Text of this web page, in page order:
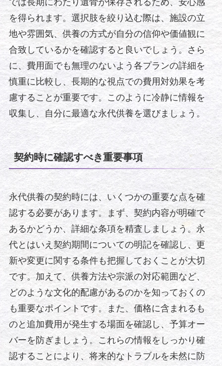
では長期にわたり遺骨が保存されるため、安心感
を得られます。選択肢を絞り込む際は、施設の立
地や雰囲気、供養の方式が自分の信仰や価値観に
合致しているかを確認すると良いでしょう。さら
に、費用面でも無理のないよう各プランの詳細を
慎重に比較し、長期的な視点での費用対効果を考
慮することが重要です。このように冷静に情報を
収集し、自分に最適な永代供養を選びましょう。
契約時に確認すべき重要事項
永代供養の契約時には、いくつかの重要な点を確
認する必要があります。まず、契約内容が明確で
あるかどうか、詳細な条項を精査しましょう。永
代とはいえ契約期間についての明記を確認し、更
新や変更に関する条件も把握しておくことが大切
です。加えて、供養方法や宗派の対応範囲など、
どのような文化的配慮があるのかを知っておくの
も重要なポイントです。また、価格に含まれるも
のと追加費用が発生する場面を確認し、予算オー
バーを防ぎましょう。これらの情報をしっかり確
認することにより、将来的なトラブルを未然に防